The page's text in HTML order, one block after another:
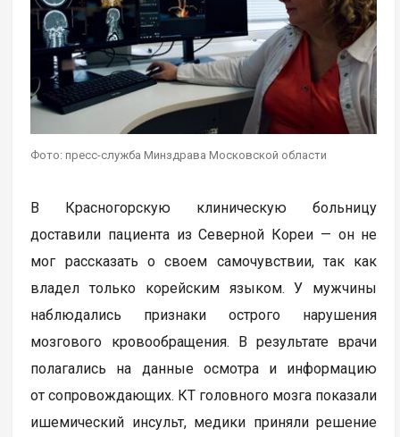
Фото: пресс-служба Минздрава Московской области
В Красногорскую клиническую больницу
доставили пациента из Северной Кореи — он не
мог рассказать о своем самочувствии, так как
владел только корейским языком. У мужчины
наблюдались признаки острого нарушения
мозгового кровообращения. В результате врачи
полагались на данные осмотра и информацию
от сопровождающих. КТ головного мозга показали
ишемический инсульт, медики приняли решение